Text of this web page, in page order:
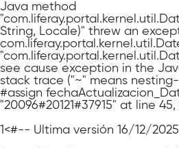
Java method
String, Locale)" threw an
see cause exception in the
stack trace ("~" means
#assign
"20096#20121#37915" at line
1<#-- Última versión 16/12/